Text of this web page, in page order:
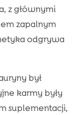
z głównymi
zapalnym
odgrywa
był
karmy były
suplementacji,